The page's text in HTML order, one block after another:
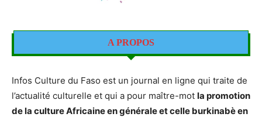
A PROPOS
Infos Culture du Faso est un journal en ligne qui traite de
l’actualité culturelle et qui a pour maître-mot la promotion
de la culture Africaine en générale et celle burkinabè en